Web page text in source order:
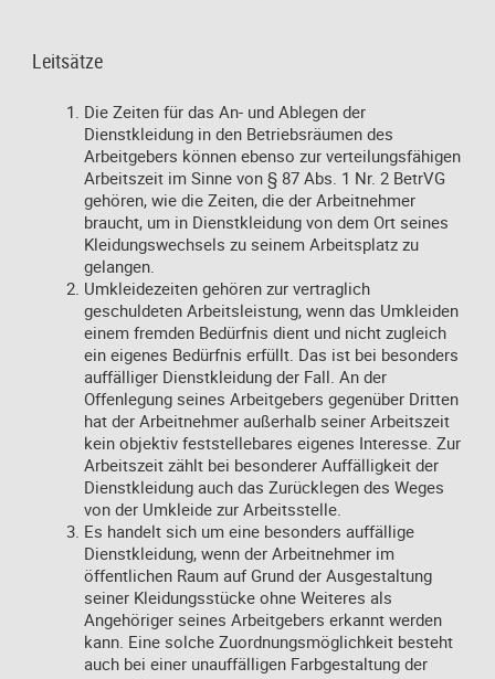
Leitsätze
Die Zeiten für das An- und Ablegen der
Dienstkleidung in den Betriebsräumen des
Arbeitgebers können ebenso zur verteilungsfähigen
Arbeitszeit im Sinne von § 87 Abs. 1 Nr. 2 BetrVG
gehören, wie die Zeiten, die der Arbeitnehmer
braucht, um in Dienstkleidung von dem Ort seines
Kleidungswechsels zu seinem Arbeitsplatz zu
gelangen.
Umkleidezeiten gehören zur vertraglich
geschuldeten Arbeitsleistung, wenn das Umkleiden
einem fremden Bedürfnis dient und nicht zugleich
ein eigenes Bedürfnis erfüllt. Das ist bei besonders
auffälliger Dienstkleidung der Fall. An der
Offenlegung seines Arbeitgebers gegenüber Dritten
hat der Arbeitnehmer außerhalb seiner Arbeitszeit
kein objektiv feststellebares eigenes Interesse. Zur
Arbeitszeit zählt bei besonderer Auffälligkeit der
Dienstkleidung auch das Zurücklegen des Weges
von der Umkleide zur Arbeitsstelle.
Es handelt sich um eine besonders auffällige
Dienstkleidung, wenn der Arbeitnehmer im
öffentlichen Raum auf Grund der Ausgestaltung
seiner Kleidungsstücke ohne Weiteres als
Angehöriger seines Arbeitgebers erkannt werden
kann. Eine solche Zuordnungsmöglichkeit besteht
auch bei einer unauffälligen Farbgestaltung der